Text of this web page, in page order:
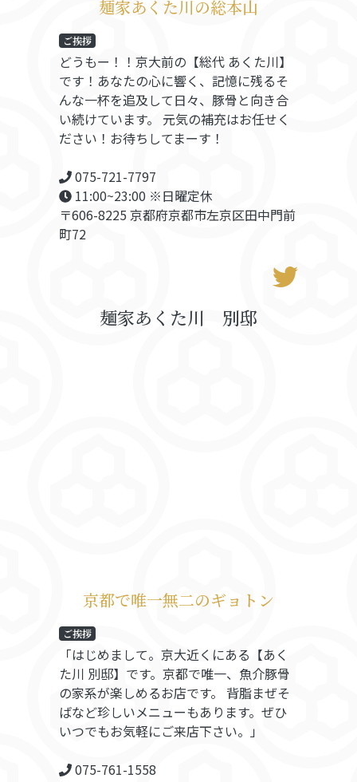
麺家あくた川の総本山
ご挨拶
どうもー！！京大前の【総代 あくた川】
です！あなたの心に響く、記憶に残るそ
んな一杯を追及して日々、豚骨と向き合
い続けています。 元気の補充はお任せく
ださい！お待ちしてまーす！
075-721-7797
11:00~23:00 ※日曜定休
〒606-8225 京都府京都市左京区田中門前
町72
麺家あくた川 別邸
京都で唯一無二のギョトン
ご挨拶
「はじめまして。京大近くにある【あく
た川 別邸】です。京都で唯一、魚介豚骨
の家系が楽しめるお店です。 背脂まぜそ
ばなど珍しいメニューもあります。ぜひ
いつでもお気軽にご来店下さい。」
075-761-1558